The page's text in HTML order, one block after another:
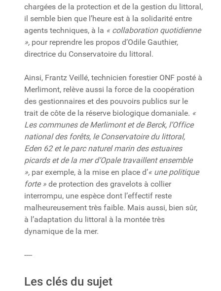
chargées de la protection et de la gestion du littoral,
il semble bien que l’heure est à la solidarité entre
agents techniques, à la « collaboration quotidienne
», pour reprendre les propos d’Odile Gauthier,
directrice du Conservatoire du littoral.
Ainsi, Frantz Veillé, technicien forestier ONF posté à
Merlimont, relève aussi la force de la coopération
des gestionnaires et des pouvoirs publics sur le
trait de côte de la réserve biologique domaniale. «
Les communes de Merlimont et de Berck, l’Office
national des forêts, le Conservatoire du littoral,
Eden 62 et le parc naturel marin des estuaires
picards et de la mer d’Opale travaillent ensemble
», par exemple, à la mise en place d’« une politique
forte » de protection des gravelots à collier
interrompu, une espèce dont l’effectif reste
malheureusement très faible. Mais aussi, bien sûr,
à l’adaptation du littoral à la montée très
dynamique de la mer.
----
Les clés du sujet